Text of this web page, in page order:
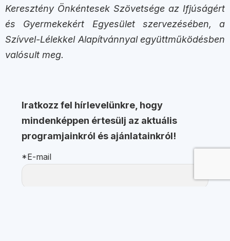
Keresztény Önkéntesek Szövetsége az Ifjúságért
és Gyermekekért Egyesület szervezésében, a
Szívvel-Lélekkel Alapítvánnyal együttműködésben
valósult meg.
Iratkozz fel hírlevelünkre, hogy
mindenképpen értesülj az aktuális
programjainkról és ajánlatainkról!
*E-mail